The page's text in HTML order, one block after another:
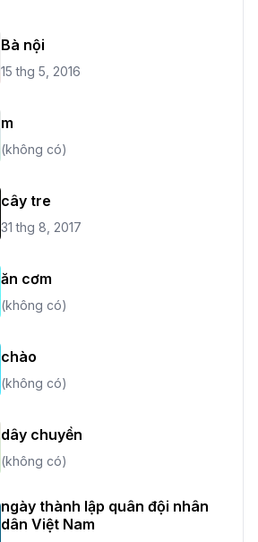
Bà nội
15 thg 5, 2016
m
(không có)
cây tre
31 thg 8, 2017
ăn cơm
(không có)
chào
(không có)
dây chuyền
(không có)
ngày thành lập quân đội nhân
dân Việt Nam